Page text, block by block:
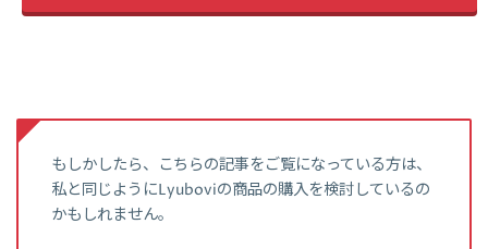
もしかしたら、こちらの記事をご覧になっている方は、
私と同じようにLyuboviの商品の購入を検討しているの
かもしれません。